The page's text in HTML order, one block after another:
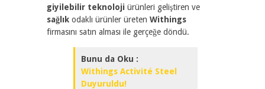
giyilebilir teknoloji ürünleri geliştiren ve
sağlık odaklı ürünler üreten Withings
firmasını satın alması ile gerçeğe döndü.
Bunu da Oku :
Withings Activité Steel
Duyuruldu!